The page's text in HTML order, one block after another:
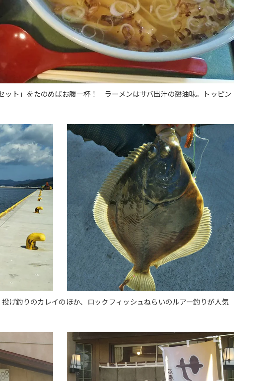
ット」をたのめばお腹一杯！ ラーメンはサバ出汁の醤油味。トッピン
げ釣りのカレイのほか、ロックフィッシュねらいのルアー釣りが人気